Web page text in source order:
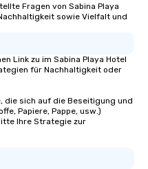
Fragen von Sabina Playa
sowie Vielfalt und
Link zu im Sabina Playa Hotel
für Nachhaltigkeit oder
die sich auf die Beseitigung und
Papiere, Pappe, usw.)
Ihre Strategie zur